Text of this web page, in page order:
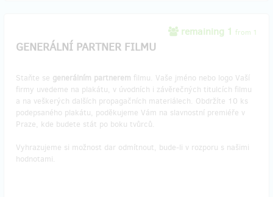
remaining 1 from 1
GENERÁLNÍ PARTNER FILMU
Staňte se generálním partnerem filmu. Vaše jméno nebo logo Vaší
firmy uvedeme na plakátu, v úvodních i závěrečných titulcích filmu
a na veškerých dalších propagačních materiálech. Obdržíte 10 ks
podepsaného plakátu, poděkujeme Vám na slavnostní premiéře v
Praze, kde budete stát po boku tvůrců.
Vyhrazujeme si možnost dar odmítnout, bude-li v rozporu s našimi
hodnotami.